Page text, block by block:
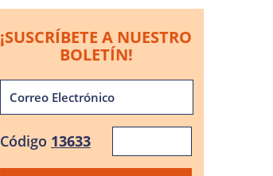
¡SUSCRÍBETE A NUESTRO
BOLETÍN!
Código 13633